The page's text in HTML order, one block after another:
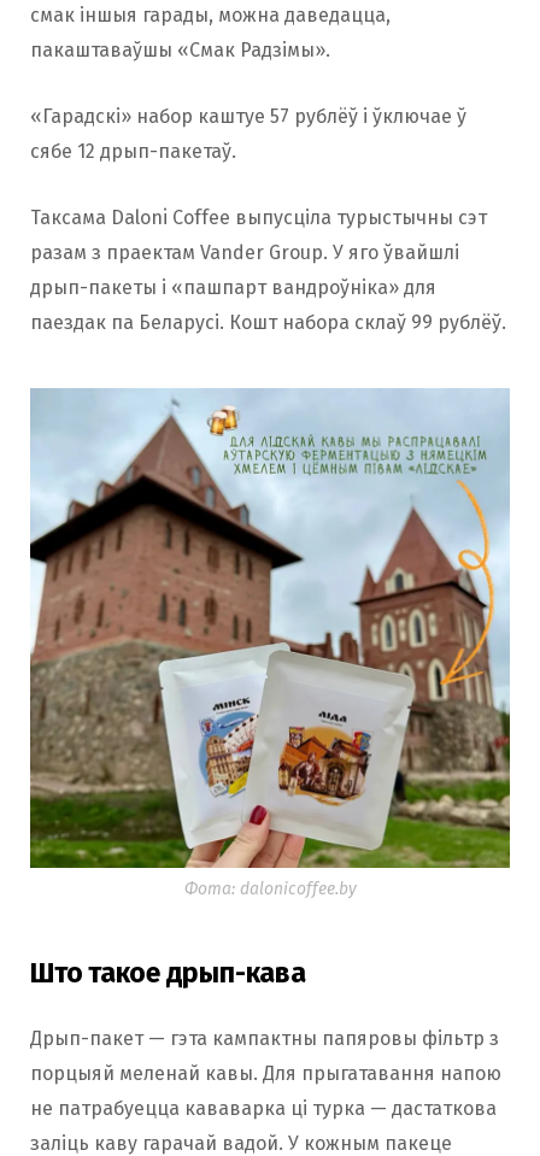
смак іншыя гарады, можна даведацца,
пакаштаваўшы «Смак Радзімы».
«Гарадскі» набор каштуе 57 рублёў і ўключае ў
сябе 12 дрып-пакетаў.
Таксама Daloni Coffee выпусціла турыстычны сэт
разам з праектам Vander Group. У яго ўвайшлі
дрып-пакеты і «пашпарт вандроўніка» для
паездак па Беларусі. Кошт набора склаў 99 рублёў.
Фота: dalonicoffee.by
Што такое дрып-кава
Дрып-пакет — гэта кампактны папяровы фільтр з
порцыяй меленай кавы. Для прыгатавання напою
не патрабуецца кававарка ці турка — дастаткова
заліць каву гарачай вадой. У кожным пакеце